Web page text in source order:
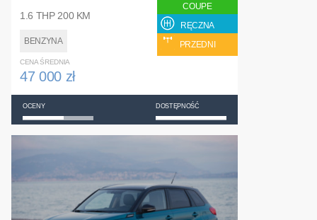
1.6 THP 200 KM
BENZYNA
COUPE
RĘCZNA
PRZEDNI
CENA ŚREDNIA
47 000 zł
OCENY DOSTĘPNOŚĆ